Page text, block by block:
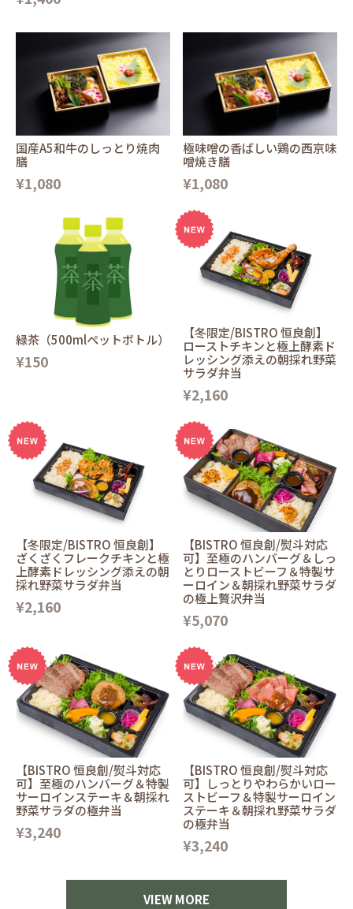
国産A5和牛のしっとり焼肉
膳
¥1,080
極味噌の香ばしい鶏の西京味
噌焼き膳
¥1,080
緑茶（500mlペットボトル）
¥150
【冬限定/BISTRO 恒良創】
ローストチキンと極上酵素ド
レッシング添えの朝採れ野菜
サラダ弁当
¥2,160
【冬限定/BISTRO 恒良創】
ざくざくフレークチキンと極
上酵素ドレッシング添えの朝
採れ野菜サラダ弁当
¥2,160
【BISTRO 恒良創/熨斗対応
可】至極のハンバーグ＆しっ
とりローストビーフ＆特製サ
ーロイン＆朝採れ野菜サラダ
の極上贅沢弁当
¥5,070
【BISTRO 恒良創/熨斗対応
可】至極のハンバーグ＆特製
サーロインステーキ＆朝採れ
野菜サラダの極弁当
¥3,240
【BISTRO 恒良創/熨斗対応
可】しっとりやわらかいロー
ストビーフ＆特製サーロイン
ステーキ＆朝採れ野菜サラダ
の極弁当
¥3,240
VIEW MORE